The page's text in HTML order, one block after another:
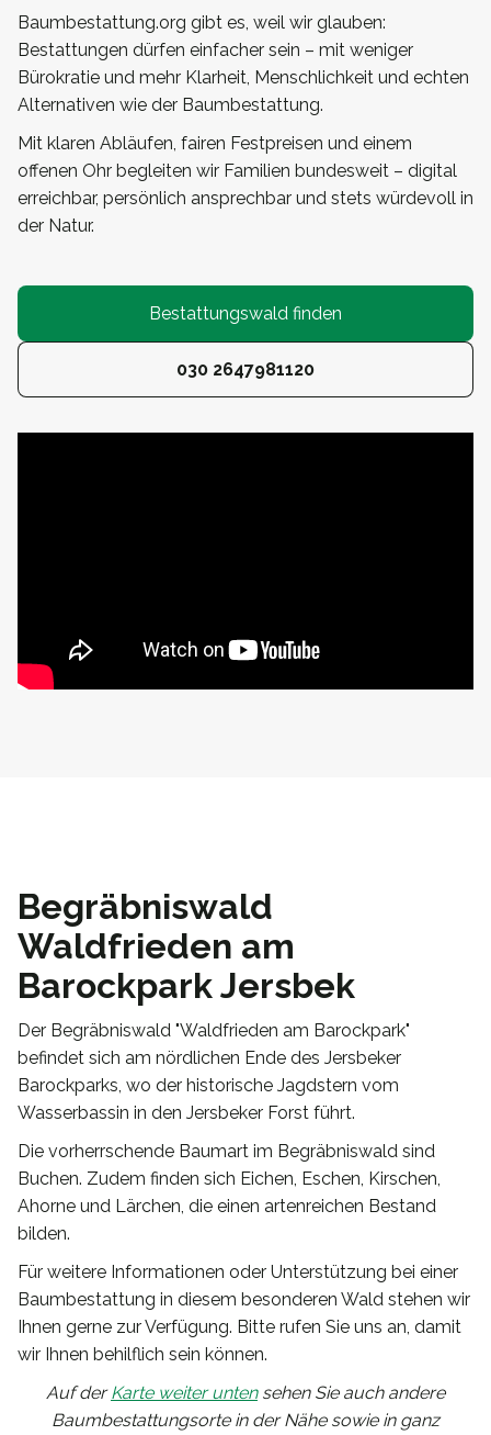
Baumbestattung.org gibt es, weil wir glauben:
Bestattungen dürfen einfacher sein – mit weniger
Bürokratie und mehr Klarheit, Menschlichkeit und echten
Alternativen wie der Baumbestattung.
Mit klaren Abläufen, fairen Festpreisen und einem
offenen Ohr begleiten wir Familien bundesweit – digital
erreichbar, persönlich ansprechbar und stets würdevoll in
der Natur.
Bestattungswald finden
030 2647981120
Begräbniswald
Waldfrieden am
Barockpark Jersbek
Der Begräbniswald "Waldfrieden am Barockpark"
befindet sich am nördlichen Ende des Jersbeker
Barockparks, wo der historische Jagdstern vom
Wasserbassin in den Jersbeker Forst führt.
Die vorherrschende Baumart im Begräbniswald sind
Buchen. Zudem finden sich Eichen, Eschen, Kirschen,
Ahorne und Lärchen, die einen artenreichen Bestand
bilden.
Für weitere Informationen oder Unterstützung bei einer
Baumbestattung in diesem besonderen Wald stehen wir
Ihnen gerne zur Verfügung. Bitte rufen Sie uns an, damit
wir Ihnen behilflich sein können.
Auf derKarte weiter untensehen Sie auch andere
Baumbestattungsorte in der Nähe sowie in ganz